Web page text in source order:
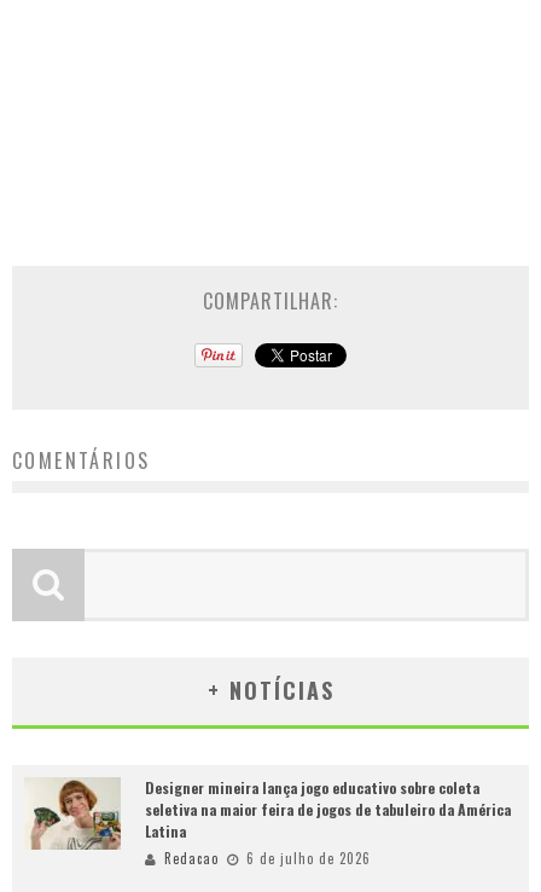
COMPARTILHAR:
COMENTÁRIOS
+ NOTÍCIAS
Designer mineira lança jogo educativo sobre coleta
seletiva na maior feira de jogos de tabuleiro da América
Latina
Redacao 6 de julho de 2026